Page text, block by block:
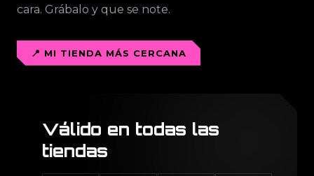
cara. Grábalo y que se note.
📍 MI TIENDA MÁS CERCANA
Válido en todas las
tiendas